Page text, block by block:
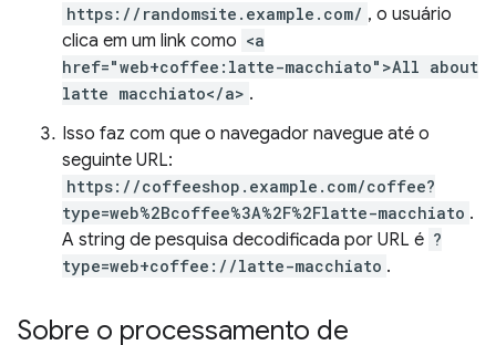
https://randomsite.example.com/ , o usuário
clica em um link como <a
href="web+coffee:latte-macchiato">All about
latte macchiato</a> .
Isso faz com que o navegador navegue até o
seguinte URL:
https://coffeeshop.example.com/coffee?
type=web%2Bcoffee%3A%2F%2Flatte-macchiato .
A string de pesquisa decodificada por URL é ?
type=web+coffee://latte-macchiato .
Sobre o processamento de